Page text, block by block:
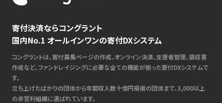
寄付決済ならコングラント
国内No.1 オールインワンの寄付DXシステム
コングラントは、寄付募集ページの作成、オンライン決済、支援者管理、領収書
作成など、ファンドレイジングに必要な全ての機能が揃った寄付DXシステムで
す。
立ち上げたばかりの団体から年間収入数十億円規模の団体まで、3,000以上
の非営利組織に選ばれています。